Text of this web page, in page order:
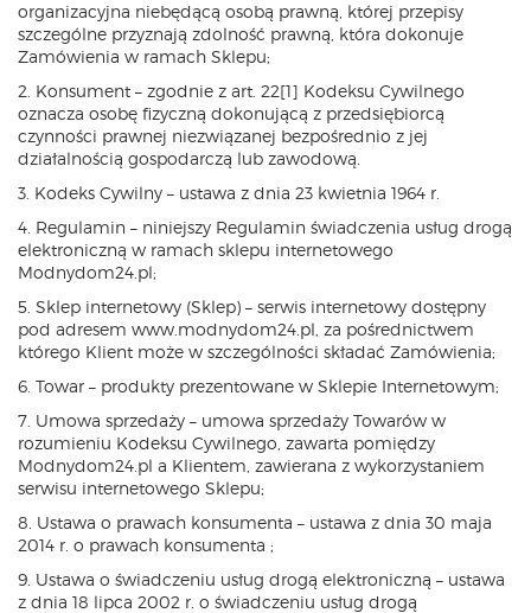
organizacyjna niebędącą osobą prawną, której przepisy
szczególne przyznają zdolność prawną, która dokonuje
Zamówienia w ramach Sklepu;
2. Konsument – zgodnie z art. 22[1] Kodeksu Cywilnego
oznacza osobę fizyczną dokonującą z przedsiębiorcą
czynności prawnej niezwiązanej bezpośrednio z jej
działalnością gospodarczą lub zawodową.
3. Kodeks Cywilny – ustawa z dnia 23 kwietnia 1964 r.
4. Regulamin – niniejszy Regulamin świadczenia usług drogą
elektroniczną w ramach sklepu internetowego
Modnydom24.pl;
5. Sklep internetowy (Sklep) – serwis internetowy dostępny
pod adresem www.modnydom24.pl, za pośrednictwem
którego Klient może w szczególności składać Zamówienia;
6. Towar – produkty prezentowane w Sklepie Internetowym;
7. Umowa sprzedaży – umowa sprzedaży Towarów w
rozumieniu Kodeksu Cywilnego, zawarta pomiędzy
Modnydom24.pl a Klientem, zawierana z wykorzystaniem
serwisu internetowego Sklepu;
8. Ustawa o prawach konsumenta – ustawa z dnia 30 maja
2014 r. o prawach konsumenta ;
9. Ustawa o świadczeniu usług drogą elektroniczną – ustawa
z dnia 18 lipca 2002 r. o świadczeniu usług drogą